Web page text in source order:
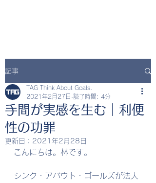
記事
手間が実感を生む｜利便
性の功罪
TAG Think About Goals.
2021年2月27日 読了時間: 4分
更新日： 2021年2月28日
こんにちは。林です。
シンク・アバウト・ゴールズが法人